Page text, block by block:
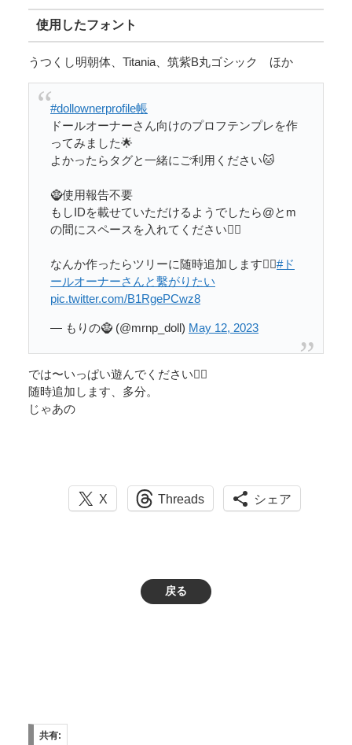
使用したフォント
うつくし明朝体、Titania、筑紫B丸ゴシック ほか
#dollownerprofile帳
ドールオーナーさん向けのプロフテンプレを作
ってみました🌟
よかったらタグと一緒にご利用ください🐱
🧌使用報告不要
もしIDを載せていただけるようでしたら@とm
の間にスペースを入れてください🙇‍♀️
なんか作ったらツリーに随時追加します🙋‍♀️#ド
ールオーナーさんと繫がりたい
pic.twitter.com/B1RgePCwz8
— もりの🧌 (@mrnp_doll) May 12, 2023
では〜いっぱい遊んでください🙋‍♀️
随時追加します、多分。
じゃあの
X Threads シェア
戻る
共有: